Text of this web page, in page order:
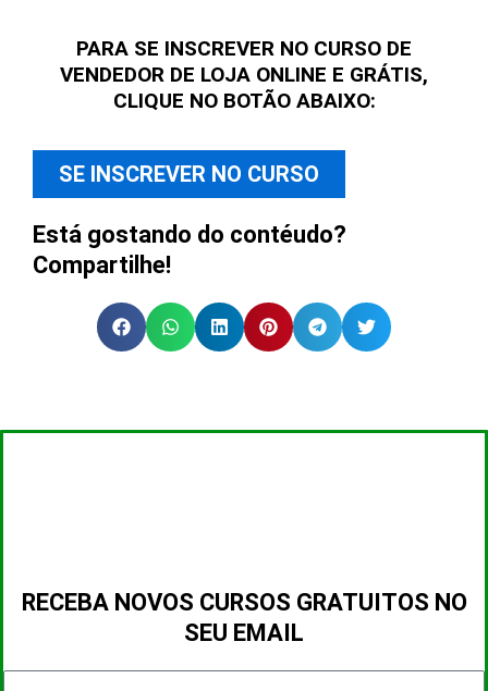
PARA SE INSCREVER NO CURSO DE
VENDEDOR DE LOJA ONLINE E GRÁTIS,
CLIQUE NO BOTÃO ABAIXO:
SE INSCREVER NO CURSO
Está gostando do contéudo?
Compartilhe!
RECEBA NOVOS CURSOS GRATUITOS NO
SEU EMAIL